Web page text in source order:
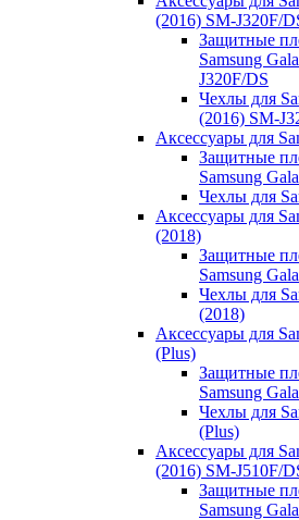
(2016) SM-J320F/
Защитные
Samsung
J320F/DS
Чехлы для
(2016) SM-
Аксессуары для
Защитные
Samsung
Чехлы для
Аксессуары для
(2018)
Защитные
Samsung
Чехлы для
(2018)
Аксессуары для
(Plus)
Защитные
Samsung
Чехлы для
(Plus)
Аксессуары для
(2016) SM-J510F/
Защитные
Samsung